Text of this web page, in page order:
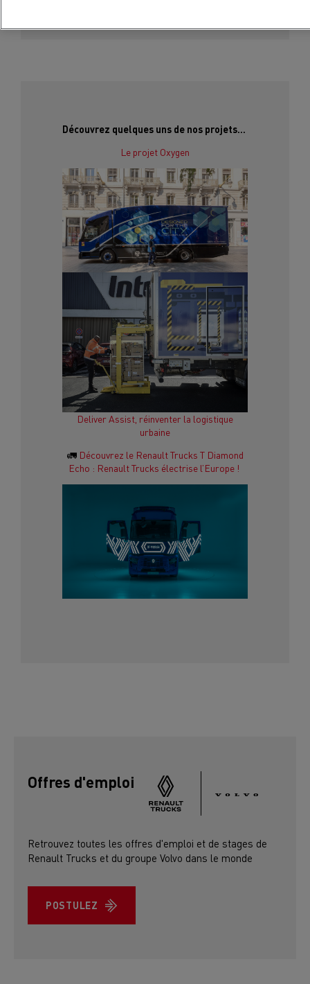
Découvrez quelques uns de nos projets…
Le projet Oxygen
Deliver Assist, réinventer la logistique
urbaine
🚛 Découvrez le Renault Trucks T Diamond
Echo : Renault Trucks électrise l’Europe !
Offres d'emploi
Retrouvez toutes les offres d'emploi et de stages de
Renault Trucks et du groupe Volvo dans le monde
POSTULEZ